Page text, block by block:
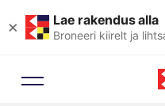
× Lae rakendus alla
Broneeri kiirelt ja